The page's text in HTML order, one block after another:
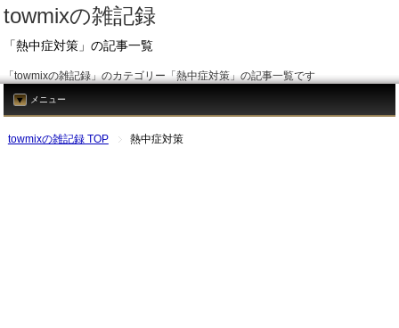
towmixの雑記録
「熱中症対策」の記事一覧
「towmixの雑記録」のカテゴリー「熱中症対策」の記事一覧です
メニュー
towmixの雑記録 TOP 熱中症対策